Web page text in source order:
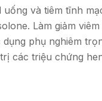
uống và tiêm tĩnh
Làm giảm
dụng phụ nghiêm
các triệu chứng